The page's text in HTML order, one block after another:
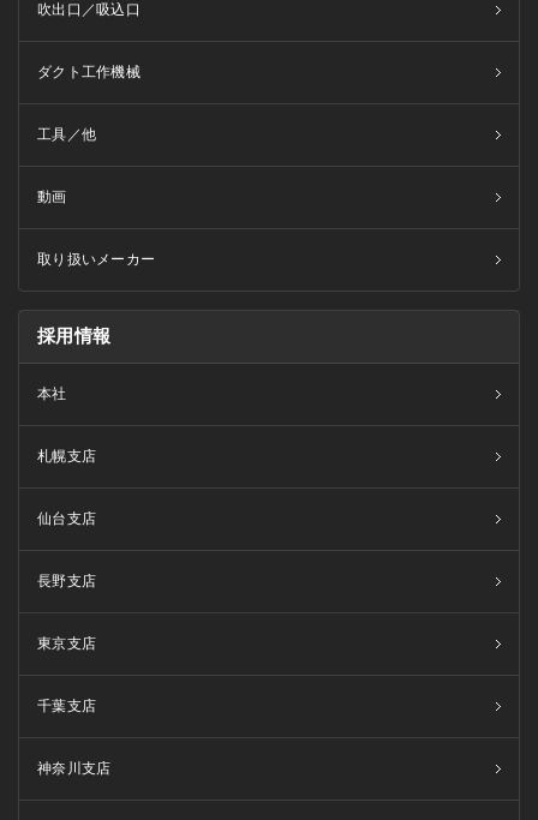
吹出口／吸込口
ダクト工作機械
工具／他
動画
取り扱いメーカー
採用情報
本社
札幌支店
仙台支店
長野支店
東京支店
千葉支店
神奈川支店